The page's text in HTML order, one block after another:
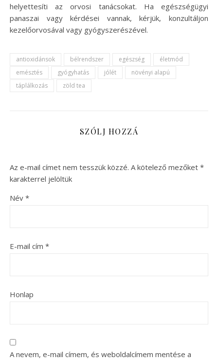
helyettesíti az orvosi tanácsokat. Ha egészségügyi
panaszai vagy kérdései vannak, kérjük, konzultáljon
kezelőorvosával vagy gyógyszerészével.
antioxidánsok bélrendszer egészség
életmód
emésztés
gyógyhatás jólét
növényi alapú
táplálkozás
zöld tea
SZÓLJ HOZZÁ
Az e-mail címet nem tesszük közzé. A kötelező mezőket *
karakterrel jelöltük
Név *
E-mail cím *
Honlap
A nevem, e-mail címem, és weboldalcímem mentése a